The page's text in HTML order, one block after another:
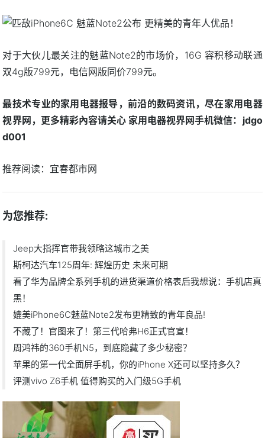
对于大伙儿最关注的魅蓝Note2的市场价，16G 容积移动联通
双4g版799元，电信网版同价799元。
最技术专业的家用电器报导，前沿的数码资讯，尽在家用电器
视界网，更多精彩內容请关心 家用电器视界网手机微信：jdgo
d001
推荐阅读： 宜春都市网
为您推荐:
Jeep大指挥官带我领略这城市之美
斯柯达汽车125周年: 辉煌历史 未来可期
看了华为品牌全系列手机的进货渠道价格表后我想说：手机店真
黑！
媲美iPhone6C魅蓝Note2发布更精致的青年良品!
不藏了！官图来了！第三代哈弗H6正式官宣！
周鸿祎的360手机N5，到底隐藏了多少秘密？
苹果的第一代全面屏手机，你的iPhone X还可以坚持多久？
评测vivo Z6手机 值得购买的入门级5G手机